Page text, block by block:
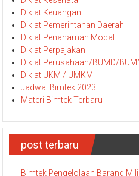
Diklat Keuangan
Diklat Pemerintahan Daerah
Diklat Penanaman Modal
Diklat Perpajakan
Diklat Perusahaan/BUMD/
Diklat UKM / UMKM
Jadwal Bimtek 2023
Materi Bimtek Terbaru
post terbaru
Bimtek Pengelolaan Barang